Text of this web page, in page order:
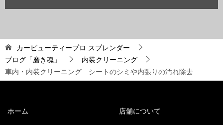
カービューティープロ スプレンダー
ブログ「磨き魂」
内装クリーニング
車内・内装クリーニング シートのシミや内張りの汚れ除去
ホーム 店舗について